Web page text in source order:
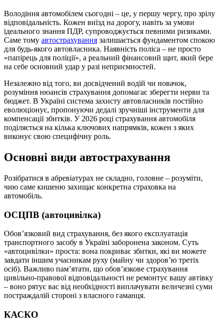
Володіння автомобілем сьогодні – це, у першу чергу, про зрілу
відповідальність. Кожен виїзд на дорогу, навіть за умови
ідеального знання ПДР, супроводжується певними ризиками.
Саме тому автострахування залишається фундаментом спокою
для будь-якого автовласника. Наявність поліса – не просто
«папірець для поліції», а реальний фінансовий щит, який бере
на себе основний удар у разі неприємностей.
Незалежно від того, ви досвідчений водій чи новачок,
розуміння нюансів страхування допомагає зберегти нерви та
бюджет. В Україні система захисту автовласників постійно
еволюціонує, пропонуючи дедалі зручніші інструменти для
компенсації збитків. У 2026 році страхування автомобіля
поділяється на кілька ключових напрямків, кожен з яких
виконує свою специфічну роль.
Основні види автострахування
Розібратися в абревіатурах не складно, головне – розуміти,
чию саме кишеню захищає конкретна страховка на
автомобіль.
ОСЦПВ (автоцивілка)
Обов’язковий вид страхування, без якого експлуатація
транспортного засобу в Україні заборонена законом. Суть
«автоцивілки» проста: вона покриває збитки, які ви можете
завдати іншим учасникам руху (майну чи здоров’ю третіх
осіб). Важливо пам’ятати, що обов’язкове страхування
цивільно-правової відповідальності не ремонтує вашу автівку
– воно рятує вас від необхідності виплачувати величезні суми
постраждалій стороні з власного гаманця.
КАСКО